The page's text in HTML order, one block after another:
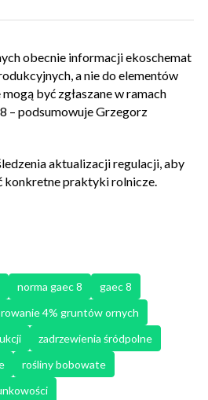
obecnie informacji ekoschemat
a nie do elementów
być zgłaszane w ramach
– podsumowuje Grzegorz
aktualizacji regulacji, aby
konkretne praktyki rolnicze.
norma gaec 8
gaec 8
4% gruntów ornych
zadrzewienia śródpolne
rośliny bobowate